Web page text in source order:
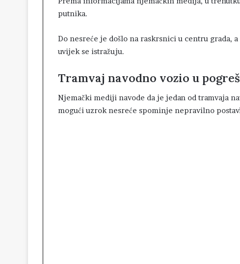
putnika.
Do nesreće je došlo na raskrsnici u centru grada,
uvijek se istražuju.
Tramvaj navodno vozio u
Njemački mediji navode da je jedan od tramvaja
mogući uzrok nesreće spominje nepravilno